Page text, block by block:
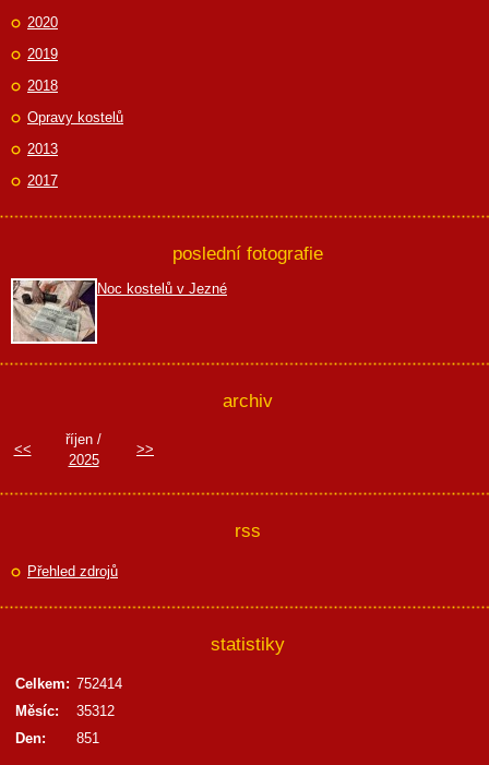
2020
2019
2018
Opravy kostelů
2013
2017
poslední fotografie
Noc kostelů v Jezné
archiv
<<
říjen /
2025
>>
rss
Přehled zdrojů
statistiky
Celkem: 752414
Měsíc:
35312
Den:
851